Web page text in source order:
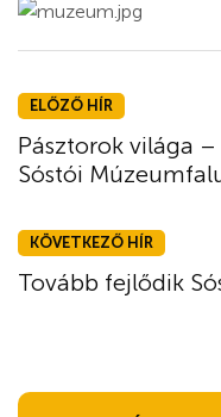
ELŐZŐ HÍR
Pásztorok világa
Sóstói
KÖVETKEZŐ HÍR
Tovább fejlődik